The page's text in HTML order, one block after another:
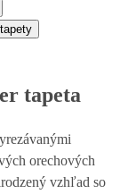
tapeta
orechových
vzhľad so